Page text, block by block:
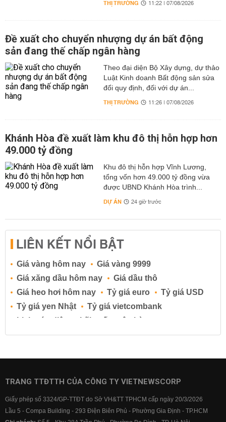
THỊ TRƯỜNG 11:22 | 07/08/2026
Đề xuất cho chuyển nhượng dự án bất động
sản đang thế chấp ngân hàng
Theo đại diện Bộ Xây dựng, dự thảo
Luật Kinh doanh Bất động sản sửa
đổi quy định, đối với dự án...
THỊ TRƯỜNG 11:26 | 07/08/2026
Khánh Hòa đề xuất làm khu đô thị hỗn hợp hơn
49.000 tỷ đồng
Khu đô thị hỗn hợp Vĩnh Lương,
tổng vốn hơn 49.000 tỷ đồng vừa
được UBND Khánh Hòa trình...
DỰ ÁN 24 giờ trước
LIÊN KẾT NỔI BẬT
Giá vàng hôm nay
Giá vàng 9999
Giá xăng dầu hôm nay
Giá dầu thô
Giá heo hơi hôm nay
Tỷ giá euro
Tỷ giá USD
Tỷ giá yen Nhật
Tỷ giá vietcombank
Lịch cúp điện
Lãi suất ngân hàng
Lãi suất tiết kiệm
Lãi suất tiền gửi
Lãi suất ngân hàng BIDV
Lãi suất ngân hàng Vietcombank
TRANG TTĐTTH CỦA CÔNG TY VIETNEWSCORP
Giấy phép số 3324/GP-TTĐT do Sở VH&TT TPHCM cấp ngày 20/3/2026
Lầu 5 - Compa Building - 293 Điện Biên Phủ - Phường Gia Định - TP.HCM